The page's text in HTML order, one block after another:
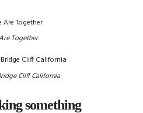
Together
Cliff California
something